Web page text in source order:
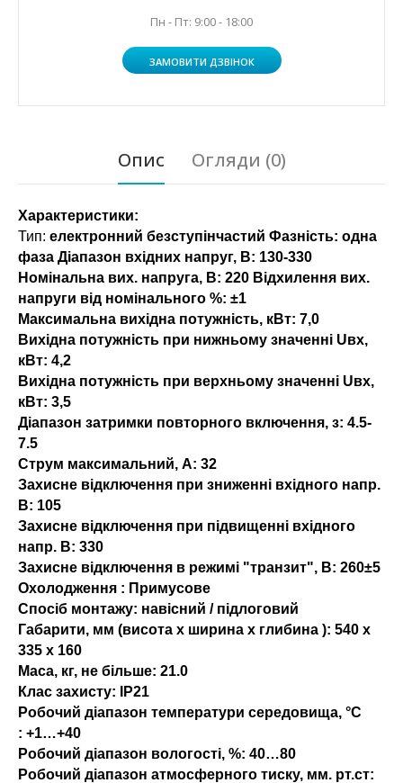
Пн - Пт: 9:00 - 18:00
ЗАМОВИТИ ДЗВІНОК
Опис Огляди (0)
Характеристики:
Тип: електронний безступінчастий Фазність: одна
фаза Діапазон вхідних напруг, В: 130-330
Номінальна вих. напруга, В: 220 Відхилення вих.
напруги від номінального %: ±1
Максимальна вихідна потужність, кВт: 7,0
Вихідна потужність при нижньому значенні Uвх,
кВт: 4,2
Вихідна потужність при верхньому значенні Uвх,
кВт: 3,5
Діапазон затримки повторного включення, з: 4.5-
7.5
Струм максимальний, А: 32
Захисне відключення при зниженні вхідного напр.
В: 105
Захисне відключення при підвищенні вхідного
напр. В: 330
Захисне відключення в режимі "транзит", В: 260±5
Охолодження : Примусове
Спосіб монтажу: навісний / підлоговий
Габарити, мм (висота x ширина x глибина ): 540 x
335 x 160
Маса, кг, не більше: 21.0
Клас захисту: IP21
Робочий діапазон температури середовища, °С
: +1…+40
Робочий діапазон вологості, %: 40…80
Робочий діапазон атмосферного тиску, мм. рт.ст: